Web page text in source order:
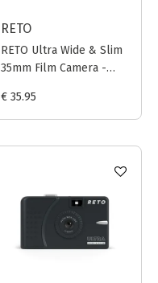
RETO
RETO Ultra Wide & Slim
35mm Film Camera -
€ 35.95